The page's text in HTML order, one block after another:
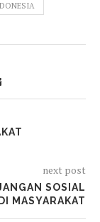
next post
SOSIAL
MASYARAKAT